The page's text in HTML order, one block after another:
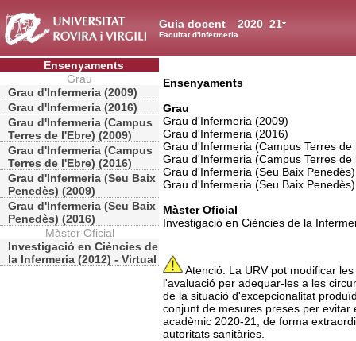
2020_21
Guia docent
Facultat d'Infermeria
Ensenyaments
Grau
Grau d'Infermeria (2009)
Grau d'Infermeria (2016)
Grau d'Infermeria (Campus
Terres de l'Ebre) (2009)
Grau d'Infermeria (Campus
Terres de l'Ebre) (2016)
Grau d'Infermeria (Seu Baix
Penedès) (2009)
Grau d'Infermeria (Seu Baix
Penedès) (2016)
Màster Oficial
Investigació en Ciències de
la Infermeria (2012) - Virtual
Ensenyaments
Grau
Grau d'Infermeria (2009)
Grau d'Infermeria (2016)
Grau d'Infermeria (Campus Terres
Grau d'Infermeria (Campus Terres
Grau d'Infermeria (Seu Baix
Grau d'Infermeria (Seu Baix
Màster Oficial
Investigació en Ciències de la
Atenció: La URV pot modificar
l'avaluació per adequar-les a les
de la situació d'excepcionalitat
conjunt de mesures preses per
acadèmic 2020-21, de forma
autoritats sanitàries.